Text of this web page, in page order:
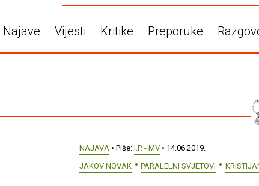
Najave Vijesti Kritike Preporuke
NAJAVA • Piše: I.P. - MV • 14.06.2019.
JAKOV NOVAK
PARALELNI SVJETOVI